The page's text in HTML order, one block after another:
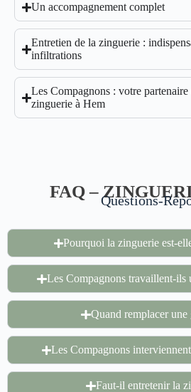
Un accompagnement complet
Entretien de la zinguerie :
infiltrations
Les Compagnons : votre
zinguerie à Hem
FAQ –Questions-
Pourquoi la zinguerie est-
Les Compagnons travaillent-ils
Quand remplacer une
Les Compagnons
Faut-il entretenir la